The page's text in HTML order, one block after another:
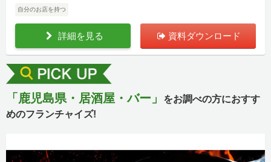
自分のお店を持つ
詳細を見る 資料ダウンロード
「鹿児島県・居酒屋・バー」
をお調べの方におすす
めのフランチャイズ!